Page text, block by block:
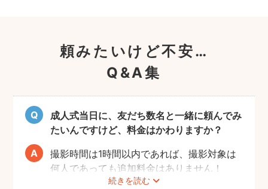
頼みたいけど不安…
Q&A集
成人式当日に、友だち数名と一緒に頼んでみ
たいんですけど、料金はかわりますか？
続きを読む
撮影時間は1時間以内であれば、撮影対象は
何人であっても追加料金はありません！
ぜひお友だち同士で素敵な思い出を残してく